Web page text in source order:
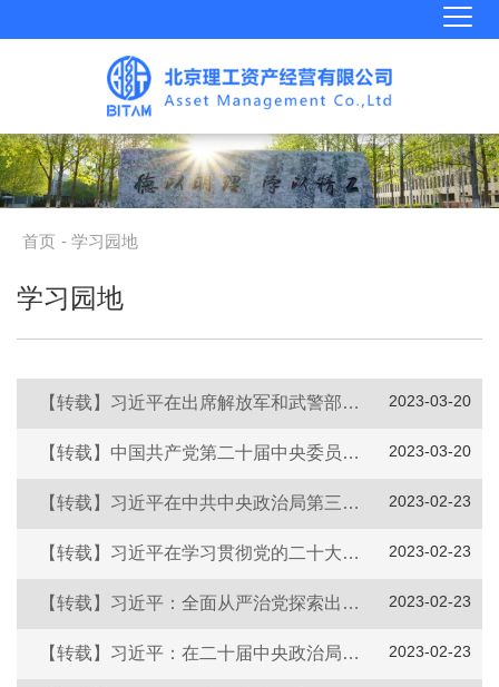
首页 - 学习园地
学习园地
2023-03-20
【转载】习近平在出席解放军和武警部队代表团全体会议时强调 统一思想认识 强化使命担当 狠抓工作落实 努力开创一体化国家战略体系和能力建设新局面
2023-03-20
【转载】中国共产党第二十届中央委员会第二次全体会议公报
2023-02-23
【转载】习近平在中共中央政治局第三次集体学习时强调 切实加强基础研究 夯实科技自立自强根基
2023-02-23
【转载】习近平在学习贯彻党的二十大精神研讨班开班式上发表重要讲话强调 正确理解和大力推进中国式现代化
2023-02-23
【转载】习近平：全面从严治党探索出依靠党的自我革命跳出历史周期率的成功路径
2023-02-23
【转载】习近平：在二十届中央政治局第一次集体学习时的讲话